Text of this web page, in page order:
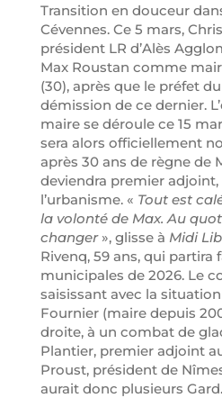
Transition en douceur
Cévennes. Ce 5 mars,
président LR d’Alès
Max Roustan comme
(30), après que le préfet
démission de ce dernier.
maire se déroule ce 15
sera alors officiellement
après 30 ans de règne de
deviendra premier
l’urbanisme. « Tout est
la volonté de Max. Au
changer», glisse à Midi
Rivenq, 59 ans, qui partira
municipales de 2026. Le
saisissant avec la
Fournier (maire depuis
droite, à un combat de
Plantier, premier adjoint
Proust, président de
aurait donc plusieurs Gard.